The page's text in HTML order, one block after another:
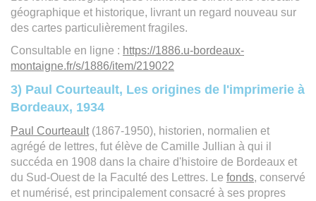
géographique et historique, livrant un regard nouveau sur
des cartes particulièrement fragiles.
Consultable en ligne : https://1886.u-bordeaux-
montaigne.fr/s/1886/item/219022
3) Paul Courteault, Les origines de l'imprimerie à
Bordeaux, 1934
Paul Courteault(1867-1950), historien, normalien et
agrégé de lettres, fut élève de Camille Jullian à qui il
succéda en 1908 dans la chaire d'histoire de Bordeaux et
du Sud-Ouest de la Faculté des Lettres. Le fonds, conservé
et numérisé, est principalement consacré à ses propres